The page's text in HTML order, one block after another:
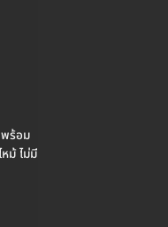
ร้อม
ม้ ไม่มี